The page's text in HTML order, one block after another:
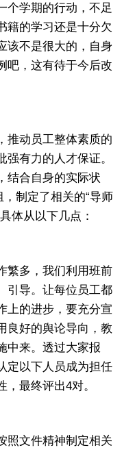
个学期的行动，不足
籍的学习还是十分欠
该不是很大的，自身
吧，这有待于今后改
动员工整体素质的
有力的人才保证。
结合自身的实际状
制定了相关的“导师
体从以下几点：
多，我们利用班前
引导。让每位员工都
上的进步，要充分宣
良好的舆论导向，教
中来。透过大家报
定以下人员成为担任
最终评出4对。
文件精神制定相关